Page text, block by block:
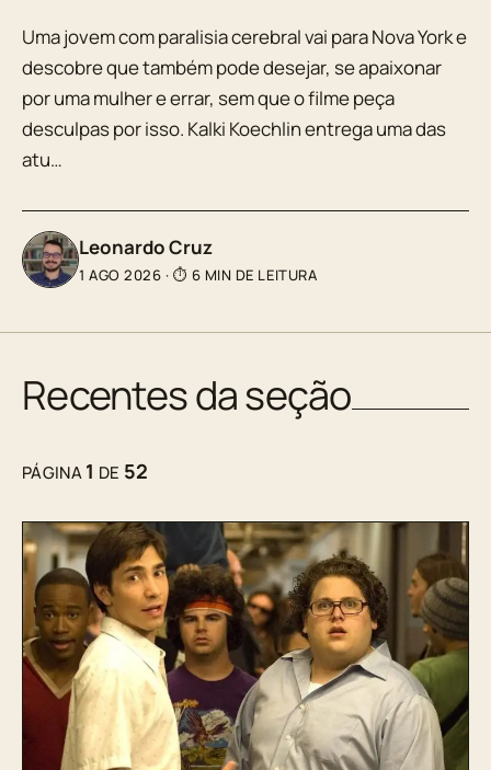
Uma jovem com paralisia cerebral vai para Nova York e
descobre que também pode desejar, se apaixonar
por uma mulher e errar, sem que o filme peça
desculpas por isso. Kalki Koechlin entrega uma das
atu…
Leonardo Cruz
1 AGO 2026 · ⏱ 6 MIN DE LEITURA
Recentes da seção
PÁGINA1 DE 52